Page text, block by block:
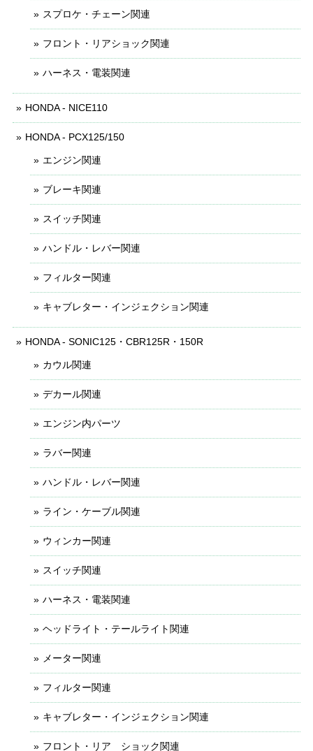
スプロケ・チェーン関連
フロント・リアショック関連
ハーネス・電装関連
HONDA - NICE110
HONDA - PCX125/150
エンジン関連
ブレーキ関連
スイッチ関連
ハンドル・レバー関連
フィルター関連
キャブレター・インジェクション関連
HONDA - SONIC125・CBR125R・150R
カウル関連
デカール関連
エンジン内パーツ
ラバー関連
ハンドル・レバー関連
ライン・ケーブル関連
ウィンカー関連
スイッチ関連
ハーネス・電装関連
ヘッドライト・テールライト関連
メーター関連
フィルター関連
キャブレター・インジェクション関連
フロント・リア ショック関連